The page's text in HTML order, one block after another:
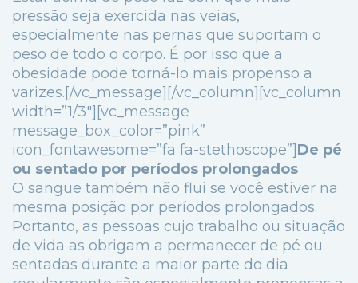
pressão seja exercida nas veias,
especialmente nas pernas que suportam o
peso de todo o corpo. É por isso que a
obesidade pode torná-lo mais propenso a
varizes.[/vc_message][/vc_column][vc_column
width=”1/3″][vc_message
message_box_color=”pink”
icon_fontawesome=”fa fa-stethoscope”]De pé
ou sentado por períodos prolongados
O sangue também não flui se você estiver na
mesma posição por períodos prolongados.
Portanto, as pessoas cujo trabalho ou situação
de vida as obrigam a permanecer de pé ou
sentadas durante a maior parte do dia